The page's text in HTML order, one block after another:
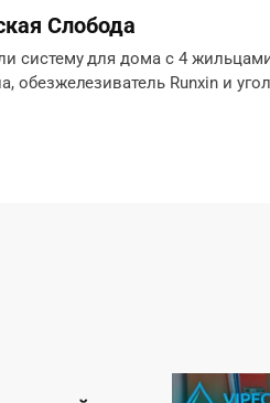
Слобода
систему для дома с 4
Runxin и